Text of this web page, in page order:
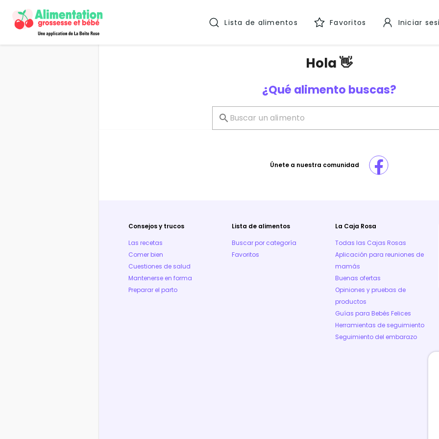
Lista de alimentos Favoritos Iniciar
Hola 👋
¿Qué alimento buscas?
Únete a nuestra comunidad
Consejos y trucos
Las recetas
Comer bien
Cuestiones de salud
Mantenerse en forma
Preparar el parto
Lista de alimentos
Buscar por categoría
Favoritos
La Caja Rosa
Todas las Cajas Rosas
Aplicación para reuniones de
mamás
Buenas ofertas
Opiniones y pruebas de
productos
Guías para Bebés Felices
Herramientas de seguimiento
Seguimiento del embarazo